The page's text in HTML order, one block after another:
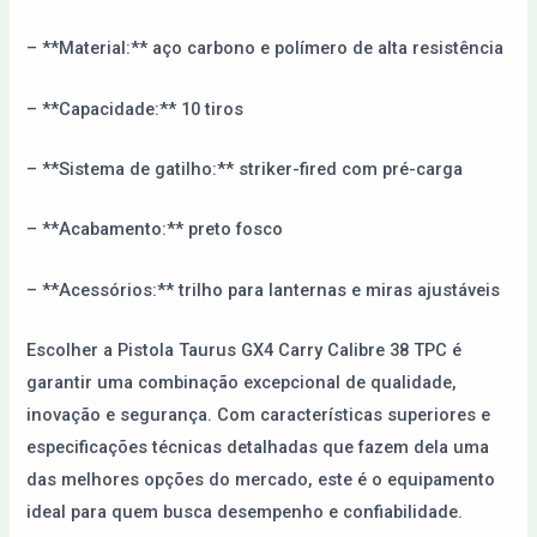
– **Material:** aço carbono e polímero de alta resistência
– **Capacidade:** 10 tiros
– **Sistema de gatilho:** striker-fired com pré-carga
– **Acabamento:** preto fosco
– **Acessórios:** trilho para lanternas e miras ajustáveis
Escolher a Pistola Taurus GX4 Carry Calibre 38 TPC é
garantir uma combinação excepcional de qualidade,
inovação e segurança. Com características superiores e
especificações técnicas detalhadas que fazem dela uma
das melhores opções do mercado, este é o equipamento
ideal para quem busca desempenho e confiabilidade.